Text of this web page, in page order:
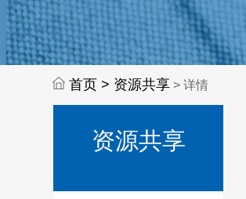
首页 > 资源共享 > 详情
资源共享